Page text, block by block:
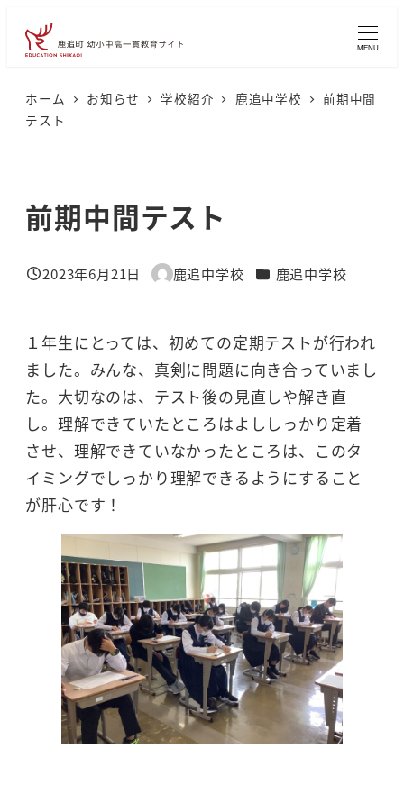
MENU
ホーム お知らせ 学校紹介 鹿追中学校
前期中間
テスト
前期中間テスト
投稿日
2023年6月21日
著
鹿追中学校 カテゴリー
鹿追中学校
１年生にとっては、初めての定期テストが行われ
ました。みんな、真剣に問題に向き合っていまし
た。大切なのは、テスト後の見直しや解き直
し。理解できていたところはよししっかり定着
させ、理解できていなかったところは、このタ
イミングでしっかり理解できるようにすること
が肝心です！